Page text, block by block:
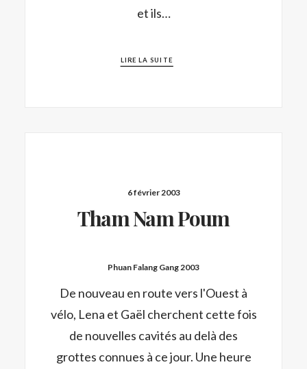
et ils…
LIRE LA SUITE
6 février 2003
Tham Nam Poum
Phuan Falang Gang 2003
De nouveau en route vers l'Ouest à
vélo, Lena et Gaël cherchent cette fois
de nouvelles cavités au delà des
grottes connues à ce jour. Une heure